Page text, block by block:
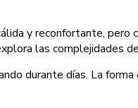
y reconfortante,
las complejidades
durante días. La